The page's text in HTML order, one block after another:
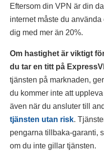
Eftersom din VPN är din
internet måste du
dig med mer än 20%.
Om hastighet är viktigt
du tar en titt på
tjänsten på marknaden,
du kommer inte att
även när du ansluter till
tjänsten utan risk.
pengarna tillbaka-garanti,
om du inte gillar tjänsten.